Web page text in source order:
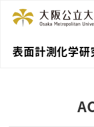
表面計測化学研